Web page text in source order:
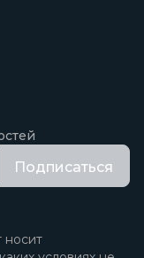
Подписаться
носит